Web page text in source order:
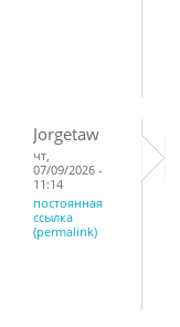
Jorgetaw
чт,
07/09/2026 -
11:14
постоянная
ссылка
(permalink)